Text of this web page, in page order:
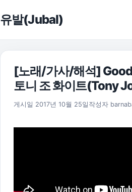
유발(Jubal)
[노래/가사/해석]
토니 조 화이트(Tony
게시일 2017년 10월 25일 2021년 7월
작성자